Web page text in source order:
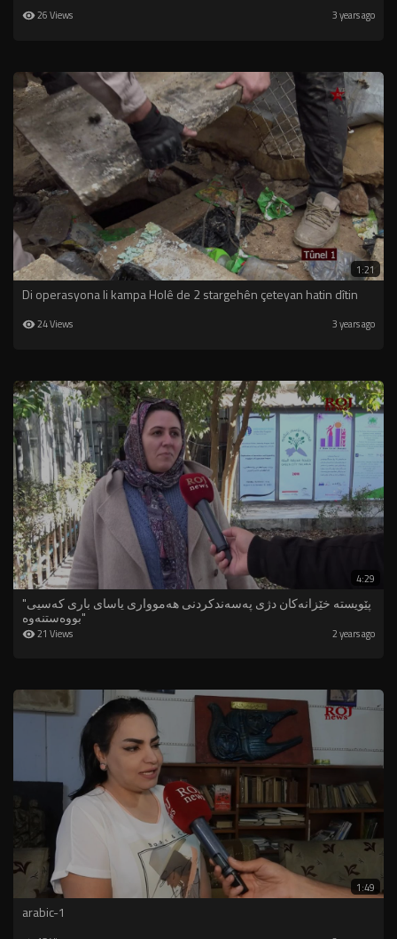
26 Views 3 years ago
1:21
Di operasyona li kampa Holê de 2 stargehên çeteyan hatin dîtin
24 Views 3 years ago
4:29
"پێویستە خێزانەکان دژی پەسەندکردنی هەموواری یاسای باری کەسیی
بووەستنەوە"
21 Views 2 years ago
1:49
arabic-1